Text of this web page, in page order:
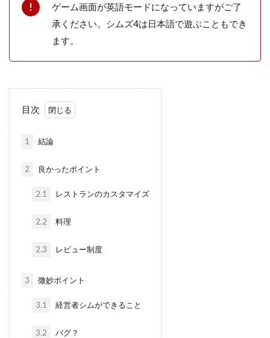
ゲーム画面が英語モードになっていますがご了
承ください。シムズ4は日本語で遊ぶこともでき
ます。
目次
1 結論
2 良かったポイント
2.1 レストランのカスタマイズ
2.2 料理
2.3 レビュー制度
3 微妙ポイント
3.1 経営者シムができること
3.2 バグ？